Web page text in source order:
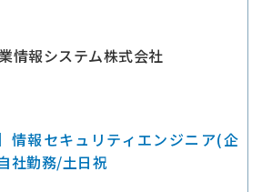
情報システム株式会社
情報セキュリティエンジニア(企
社勤務/土日祝